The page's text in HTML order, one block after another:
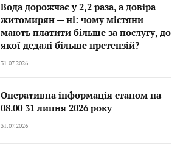
Вода дорожчає у 2,2 раза, а довіра
житомирян — ні: чому містяни
мають платити більше за послугу, до
якої дедалі більше претензій?
31.07.2026
Оперативна інформація станом на
08.00 31 липня 2026 року
31.07.2026